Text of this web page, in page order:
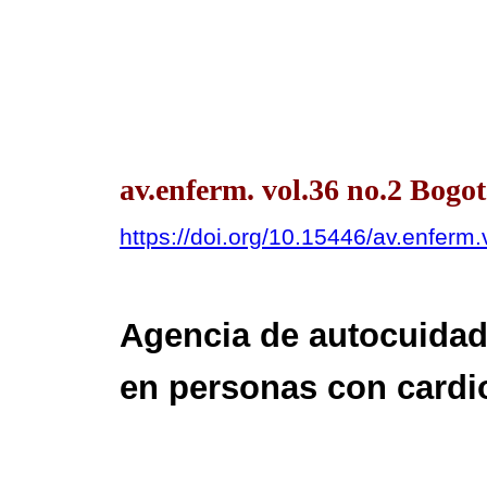
av.enferm. vol.36 no.2
https://doi.org/10.15446/
Agencia de
en personas con